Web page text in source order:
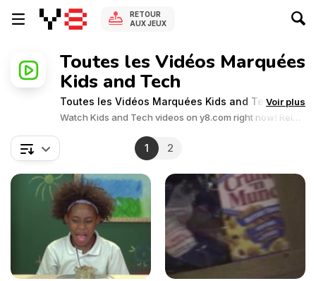
RETOUR
AUX JEUX
Toutes les Vidéos Marquées
Kids and Tech
Toutes les Vidéos Marquées Kids and Tech
Watch Kids and Tech videos on y8.com right now! Relax
videos.Y8 videos is supported by ads, so there is no cost
to watch all the videos.
Voir plus
1 2